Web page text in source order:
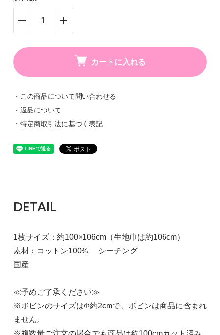
カートに入れる
・この商品について問い合わせる
・返品について
・特定商取引法に基づく表記
DETAIL
1枚サイズ：約100×106cm（生地巾は約106cm）
素材：コットン100% シーチング
国産
≪予めご了承ください≫
※ボビンのサイズはФ約2cmで、ボビンは商品に含まれ
ません。